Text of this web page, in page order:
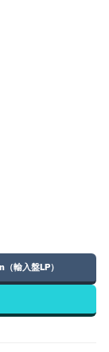
輸入盤LP）